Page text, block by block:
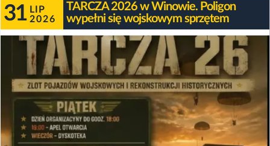
31 LIP
2026
TARCZA 2026 w Winowie. Poligon
wypełni się wojskowym sprzętem